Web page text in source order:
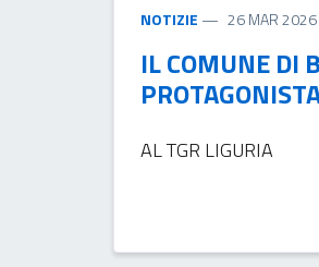
NOTIZIE 26 MAR 2026
IL COMUNE DI
AL TGR LIGURIA